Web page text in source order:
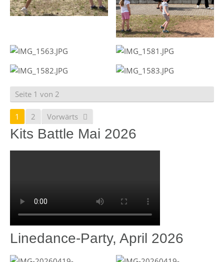
Seite 1 von 2
1 2 Vorwärts
Kits Battle Mai 2026
Linedance-Party, April 2026